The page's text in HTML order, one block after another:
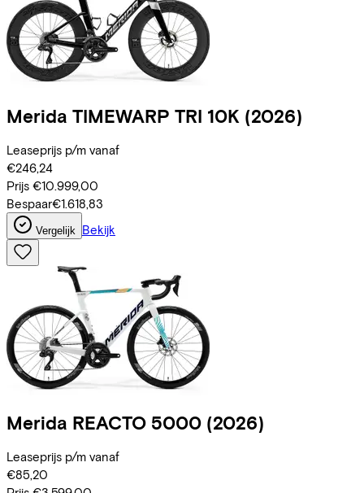
Merida TIMEWARP TRI 10K (2026)
Leaseprijs p/m vanaf
€246,24
Prijs €10.999,00
Bespaar€1.618,83
Vergelijk Bekijk
Merida REACTO 5000 (2026)
Leaseprijs p/m vanaf
€85,20